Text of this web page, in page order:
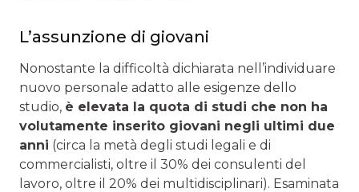
L’assunzione di giovani
Nonostante la difficoltà dichiarata nell’individuare
nuovo personale adatto alle esigenze dello
studio, è elevata la quota di studi che non ha
volutamente inserito giovani negli ultimi due
anni (circa la metà degli studi legali e di
commercialisti, oltre il 30% dei consulenti del
lavoro, oltre il 20% dei multidisciplinari). Esaminata